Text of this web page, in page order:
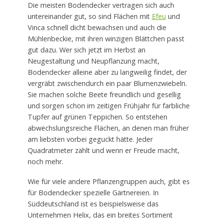
Die meisten Bodendecker vertragen sich auch
untereinander gut, so sind Flächen mit Efeu und
Vinca schnell dicht bewachsen und auch die
Mühlenbeckie, mit ihren winzigen Blättchen passt
gut dazu. Wer sich jetzt im Herbst an
Neugestaltung und Neupflanzung macht,
Bodendecker alleine aber zu langweilig findet, der
vergräbt zwischendurch ein paar Blumenzwiebeln.
Sie machen solche Beete freundlich und gesellig
und sorgen schon im zeitigen Frühjahr für farbliche
Tupfer auf grünen Teppichen. So entstehen
abwechslungsreiche Flächen, an denen man früher
am liebsten vorbei geguckt hätte. Jeder
Quadratmeter zählt und wenn er Freude macht,
noch mehr.
Wie für viele andere Pflanzengruppen auch, gibt es
für Bodendecker spezielle Gärtnereien. In
Süddeutschland ist es beispielsweise das
Unternehmen Helix, das ein breites Sortiment